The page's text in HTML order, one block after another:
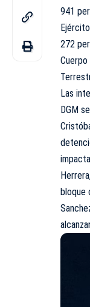
941
272
Las
DGM
bloque